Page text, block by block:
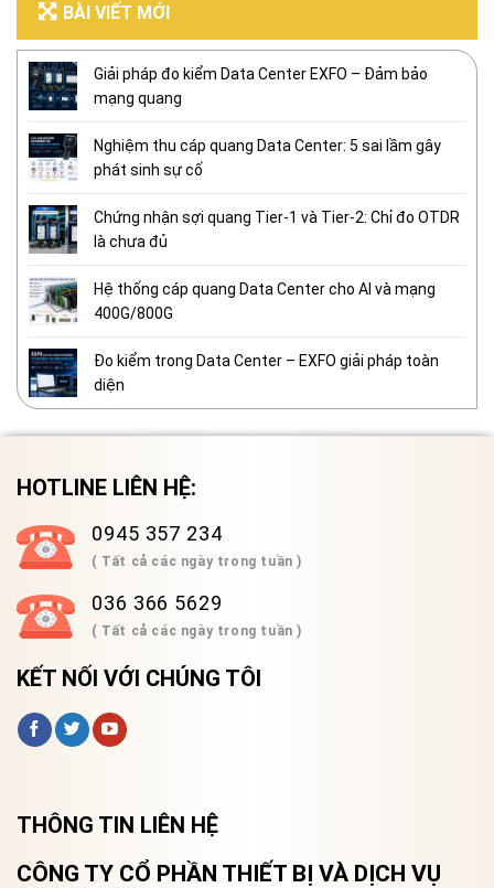
BÀI VIẾT MỚI
Giải pháp đo kiểm Data Center EXFO – Đảm bảo
mạng quang
Nghiệm thu cáp quang Data Center: 5 sai lầm gây
phát sinh sự cố
Chứng nhận sợi quang Tier-1 và Tier-2: Chỉ đo OTDR
là chưa đủ
Hệ thống cáp quang Data Center cho AI và mạng
400G/800G
Đo kiểm trong Data Center – EXFO giải pháp toàn
diện
HOTLINE LIÊN HỆ:
0945 357 234
( Tất cả các ngày trong tuần )
036 366 5629
( Tất cả các ngày trong tuần )
KẾT NỐI VỚI CHÚNG TÔI
THÔNG TIN LIÊN HỆ
CÔNG TY CỔ PHẦN THIẾT BỊ VÀ DỊCH VỤ